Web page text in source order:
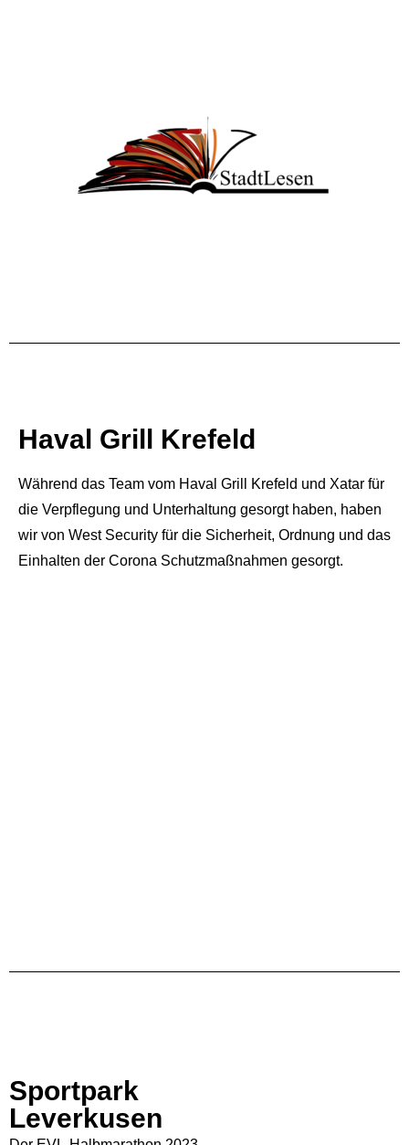
Haval Grill Krefeld
Während das Team vom Haval Grill Krefeld und Xatar für
die Verpflegung und Unterhaltung gesorgt haben, haben
wir von West Security für die Sicherheit, Ordnung und das
Einhalten der Corona Schutzmaßnahmen gesorgt.
Sportpark
Leverkusen